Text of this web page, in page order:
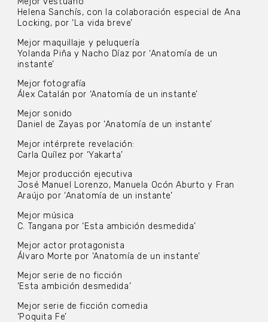
Helena Sanchís, con la colaboración especial de Ana
Locking, por ‘La vida breve’
Mejor maquillaje y peluquería
Yolanda Piña y Nacho Díaz por ‘Anatomía de un
instante’
Mejor fotografía
Álex Catalán por ‘Anatomía de un instante’
Mejor sonido
Daniel de Zayas por ‘Anatomía de un instante’
Mejor intérprete revelación:
Carla Quílez por ‘Yakarta’
Mejor producción ejecutiva
José Manuel Lorenzo, Manuela Ocón Aburto y Fran
Araújo por ‘Anatomía de un instante’
Mejor música
C. Tangana por ‘Esta ambición desmedida’
Mejor actor protagonista
Álvaro Morte por ‘Anatomía de un instante’
Mejor serie de no ficción
‘Esta ambición desmedida’
Mejor serie de ficción comedia
‘Poquita Fe’